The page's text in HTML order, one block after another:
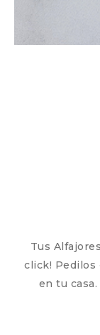
Tus
click!
en tu